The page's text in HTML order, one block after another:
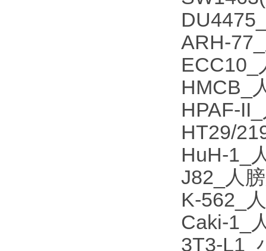
ARH-
ECC10_
HMCB_
HPAF-
HT29/
HuH-1_
J82_人
K-562_
Caki-1_
3T3-L1_